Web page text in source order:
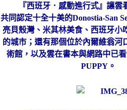
『西班牙．感動進行式』讓雲
共同認定十全十美的Donostia-San
亮貝殼灣、米其林美食、西班牙小
的城市；還有那個位於內爾維翁河
術館，以及雲在書本與網路中已
PUPPY 。